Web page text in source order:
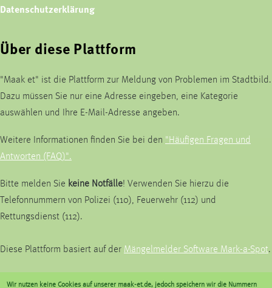
Datenschutzerklärung
Über diese Plattform
"Maak et" ist die Plattform zur Meldung von Problemen im Stadtbild.
Dazu müssen Sie nur eine Adresse eingeben, eine Kategorie
auswählen und Ihre E-Mail-Adresse angeben.
Weitere Informationen finden Sie bei den "Häufigen Fragen und
Antworten (FAQ)".
Bitte melden Sie keine Notfälle! Verwenden Sie hierzu die
Telefonnummern von Polizei (110), Feuerwehr (112) und
Rettungsdienst (112).
Diese Plattform basiert auf der Mängelmelder Software Mark-a-Spot.
Wir nutzen keine Cookies auf unserer maak-et.de, jedoch speichern wir die Nummern